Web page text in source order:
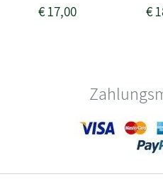
€17,00 €